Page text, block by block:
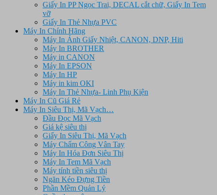
Giấy In PP Ngọc Trai, DECAL cắt chữ, Giấy In Tem
vỡ
Giấy In Thẻ Nhựa PVC
Máy In Chính Hãng
Máy In Ảnh Giấy Nhiệt, CANON, DNP, Hiti
Máy In BROTHER
Máy in CANON
Máy In EPSON
Máy In HP
Máy in kim OKI
Máy In Thẻ Nhựa- Linh Phụ Kiện
Máy In Cũ Giá Rẻ
Máy In Siêu Thị, Mã Vạch…
Đầu Đọc Mã Vạch
Giá kệ siêu thị
Giấy In Siêu Thị, Mã Vạch
Máy Chấm Công Vân Tay
Máy In Hóa Đơn Siêu Thị
Máy In Tem Mã Vạch
Máy tính tiền siêu thị
Ngăn Kéo Đựng Tiền
Phần Mềm Quản Lý